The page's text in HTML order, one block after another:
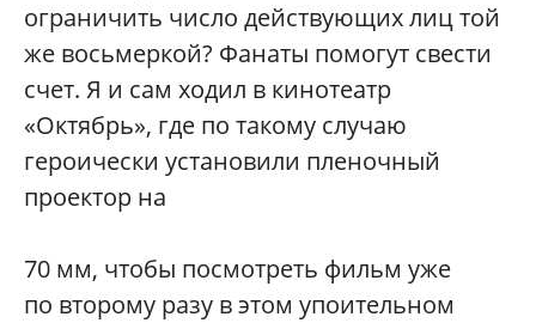
ограничить число действующих лиц той
же восьмеркой? Фанаты помогут свести
счет. Я и сам ходил в кинотеатр
«Октябрь», где по такому случаю
героически установили пленочный
проектор на
70 мм, чтобы посмотреть фильм уже
по второму разу в этом упоительном